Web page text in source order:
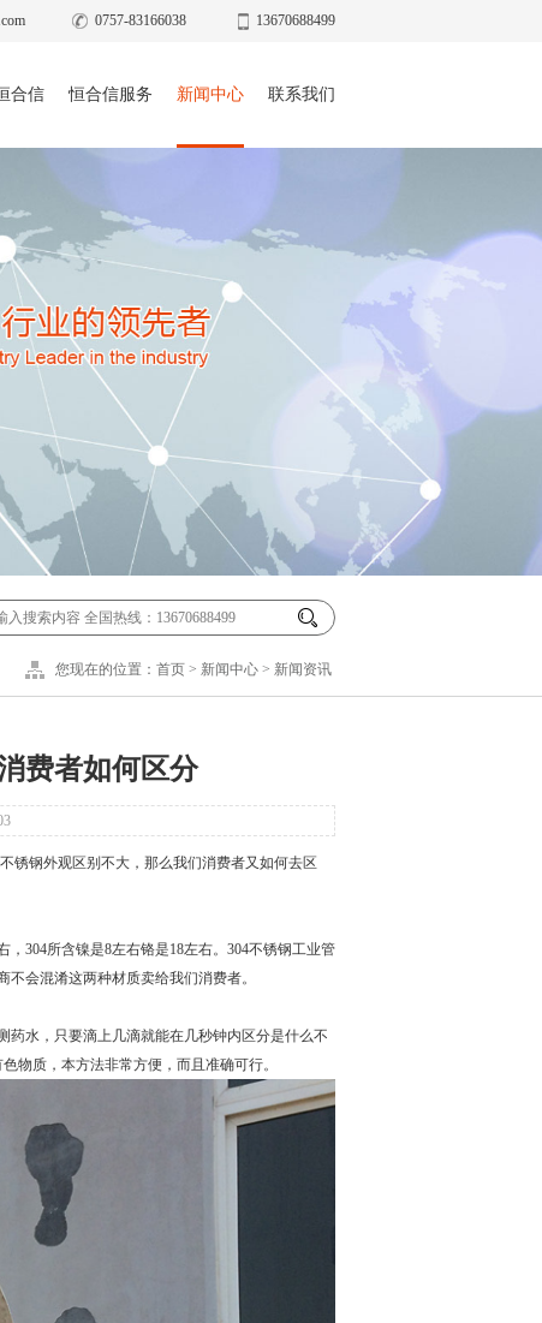
0757-83166038 13670688499
合信 恒合信服务 新闻中心 联系我们
您现在的位置： 首页 > 新闻中心 > 新闻资讯
费者如何区分
钢外观区别不大，那么我们消费者又如何去区
304所含镍是8左右铬是18左右。304不锈钢工业管
会混淆这两种材质卖给我们消费者。
水，只要滴上几滴就能在几秒钟内区分是什么不
物质，本方法非常方便，而且准确可行。